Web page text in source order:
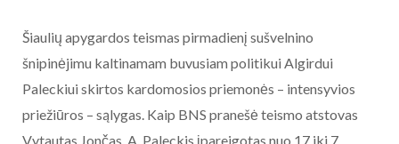
Šiaulių apygardos teismas pirmadienį sušvelnino
šnipinėjimu kaltinamam buvusiam politikui Algirdui
Paleckiui skirtos kardomosios priemonės – intensyvios
priežiūros – sąlygas. Kaip BNS pranešė teismo atstovas
Vytautas Jončas, A. Paleckis įpareigotas nuo 17 iki 7